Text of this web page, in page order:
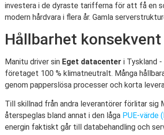
investera i de dyraste tarifferna för att få en
modern hårdvara i flera år. Gamla
Hållbarhet
Manitu driver sin Eget datacenter i Tyskland
företaget 100 % klimatneutralt. Många
genom papperslösa processer och korta
Till skillnad från andra leverantörer förlitar
återspeglas bland annat i den låga PUE-värde
energin faktiskt går till databehandling och